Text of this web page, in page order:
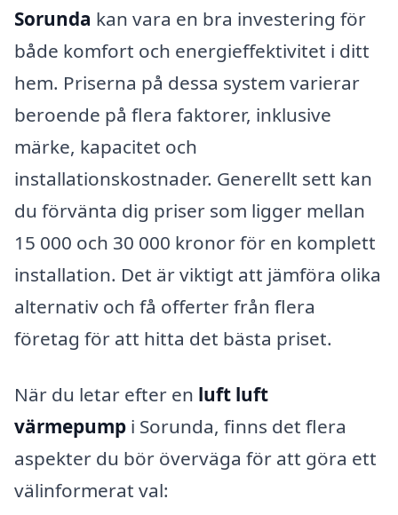
Sorunda kan vara en bra investering för
både komfort och energieffektivitet i ditt
hem. Priserna på dessa system varierar
beroende på flera faktorer, inklusive
märke, kapacitet och
installationskostnader. Generellt sett kan
du förvänta dig priser som ligger mellan
15 000 och 30 000 kronor för en komplett
installation. Det är viktigt att jämföra olika
alternativ och få offerter från flera
företag för att hitta det bästa priset.
När du letar efter en luft luft
värmepump i Sorunda, finns det flera
aspekter du bör överväga för att göra ett
välinformerat val: